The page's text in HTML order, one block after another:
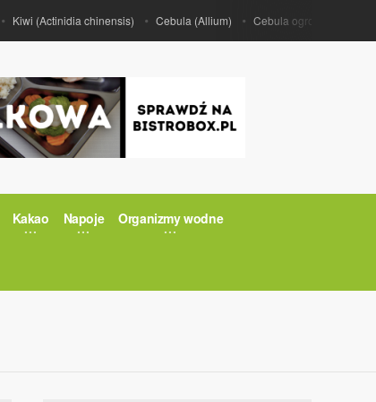
Kiwi (Actinidia chinensis) Cebula (Allium) Cebula ogrodowa (Allium
Kakao Napoje Organizmy wodne